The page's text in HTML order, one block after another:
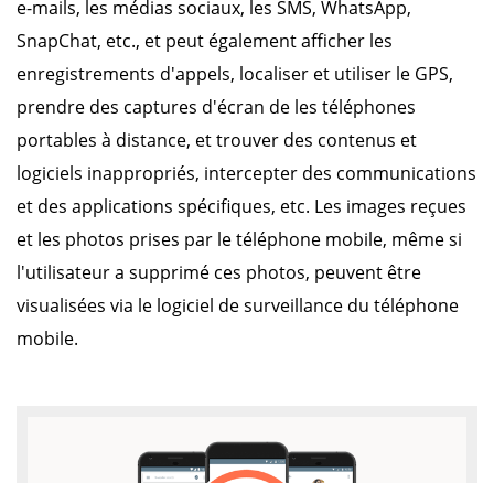
e-mails, les médias sociaux, les SMS, WhatsApp,
SnapChat, etc., et peut également afficher les
enregistrements d'appels, localiser et utiliser le GPS,
prendre des captures d'écran de les téléphones
portables à distance, et trouver des contenus et
logiciels inappropriés, intercepter des communications
et des applications spécifiques, etc. Les images reçues
et les photos prises par le téléphone mobile, même si
l'utilisateur a supprimé ces photos, peuvent être
visualisées via le logiciel de surveillance du téléphone
mobile.